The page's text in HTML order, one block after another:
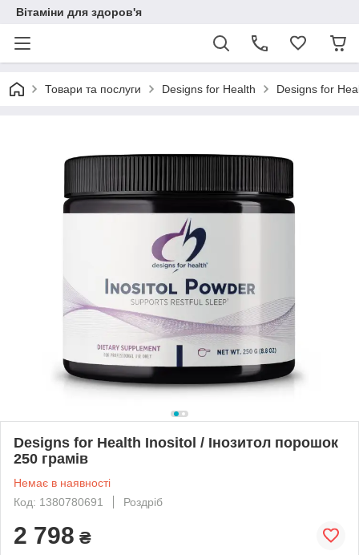
Вітаміни для здоров'я
Товари та послуги Designs for Health Designs for
Designs for Health Inositol / Інозитол порошок
250 грамів
Немає в наявності
Код: 1380780691
Роздріб
2 798 ₴